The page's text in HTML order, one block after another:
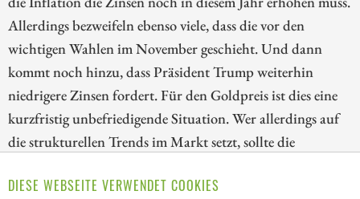
DIESE WEBSEITE VERWENDET COOKIES
Allerdings bezweifeln ebenso viele, dass die vor den
wichtigen Wahlen im November geschieht. Und dann
kommt noch hinzu, dass Präsident Trump weiterhin
niedrigere Zinsen fordert. Für den Goldpreis ist dies eine
kurzfristig unbefriedigende Situation. Wer allerdings auf
die strukturellen Trends im Markt setzt, sollte die
heute auf die Papiere von Kinross Gold, Lahontan Gold